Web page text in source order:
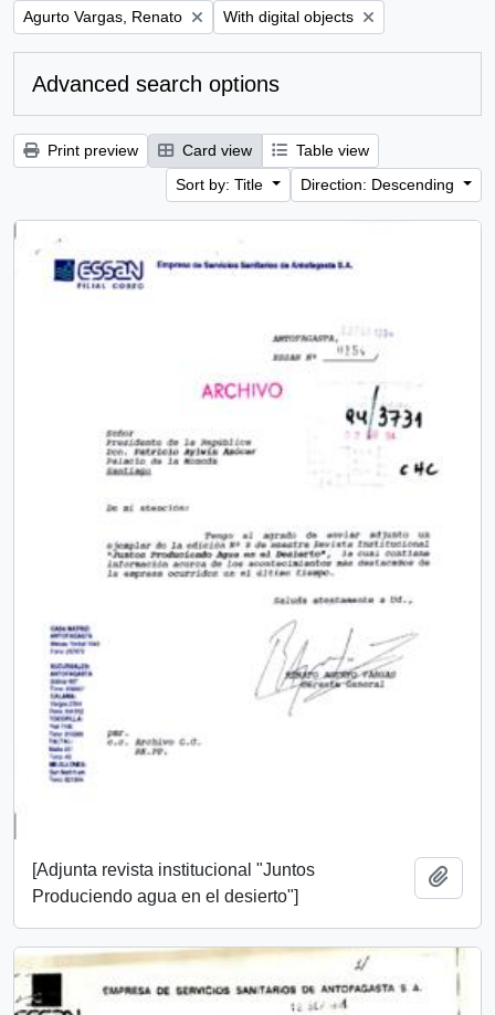
Remove filter:
Agurto Vargas, Renato Remove filter:
With digital objects
Advanced search options
Print preview Card view
Table view
Sort by: Title
Direction: Descending
[Adjunta revista institucional "Juntos
Produciendo agua en el desierto"]